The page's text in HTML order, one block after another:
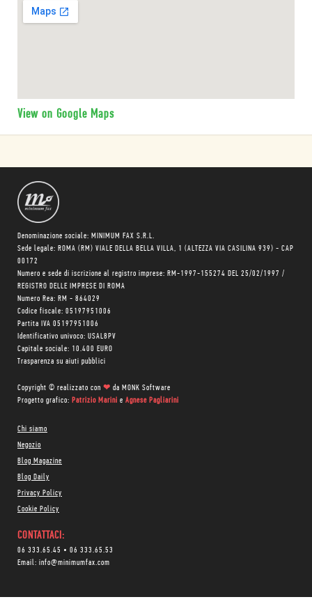
View on Google Maps
Denominazione sociale: MINIMUM FAX S.R.L.
Sede legale: ROMA (RM) VIALE DELLA BELLA VILLA, 1 (ALTEZZA VIA CASILINA 939) - CAP
00172
Numero e sede di iscrizione al registro imprese: RM-1997-155274 DEL 25/02/1997 /
REGISTRO DELLE IMPRESE DI ROMA
Numero Rea: RM - 864029
Codice fiscale: 05197951006
Partita IVA 05197951006
Identificativo univoco: USAL8PV
Capitale sociale: 10.400 EURO
Trasparenza su aiuti pubblici
Copyright © realizzato con ❤ da MONK Software
Progetto grafico: Patrizio Marini e Agnese Pagliarini
Chi siamo
Negozio
Blog Magazine
Blog Daily
Privacy Policy
Cookie Policy
CONTATTACI:
06 333.65.45 • 06 333.65.53
Email: info@minimumfax.com